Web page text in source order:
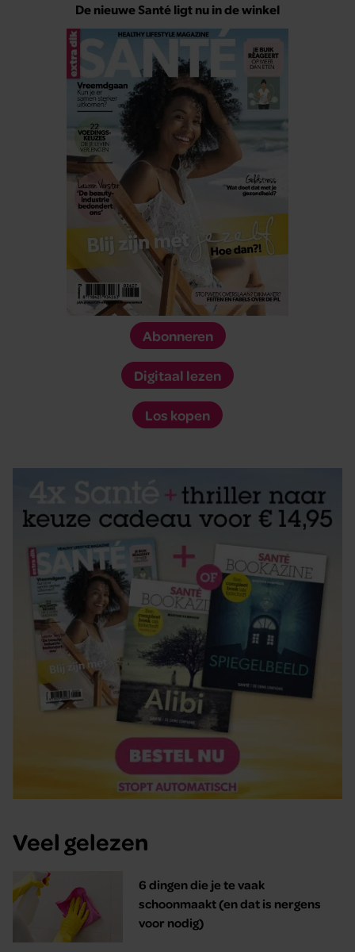
De nieuwe Santé ligt nu in de winkel
Abonneren
Digitaal lezen
Los kopen